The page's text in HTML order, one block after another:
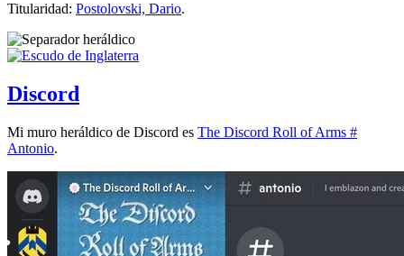
Titularidad: Postolovski, Dario.
Discord
Mi muro heráldico de Discord es The Discord Roll of Arms #
Antonio.